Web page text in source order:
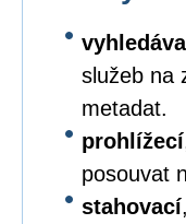
služeb na
metadat.
prohlížecí
posouvat
stahovací